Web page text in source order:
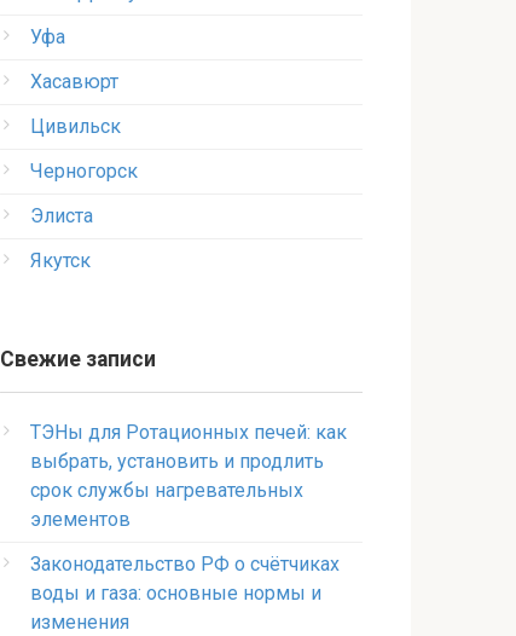
Уфа
Хасавюрт
Цивильск
Черногорск
Элиста
Якутск
Свежие записи
ТЭНы для Ротационных печей: как
выбрать, установить и продлить
срок службы нагревательных
элементов
Законодательство РФ о счётчиках
воды и газа: основные нормы и
изменения